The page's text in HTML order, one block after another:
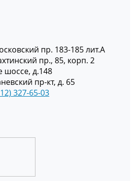
пр. 183-185 лит.А
пр., 85, корп. 2
шоссе, д.148
пр-кт, д. 65
327-65-03